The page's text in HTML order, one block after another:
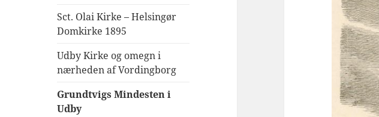
Sct. Olai Kirke – Helsingør
Domkirke 1895
Udby Kirke og omegn i
nærheden af Vordingborg
Grundtvigs Mindesten i
Udby